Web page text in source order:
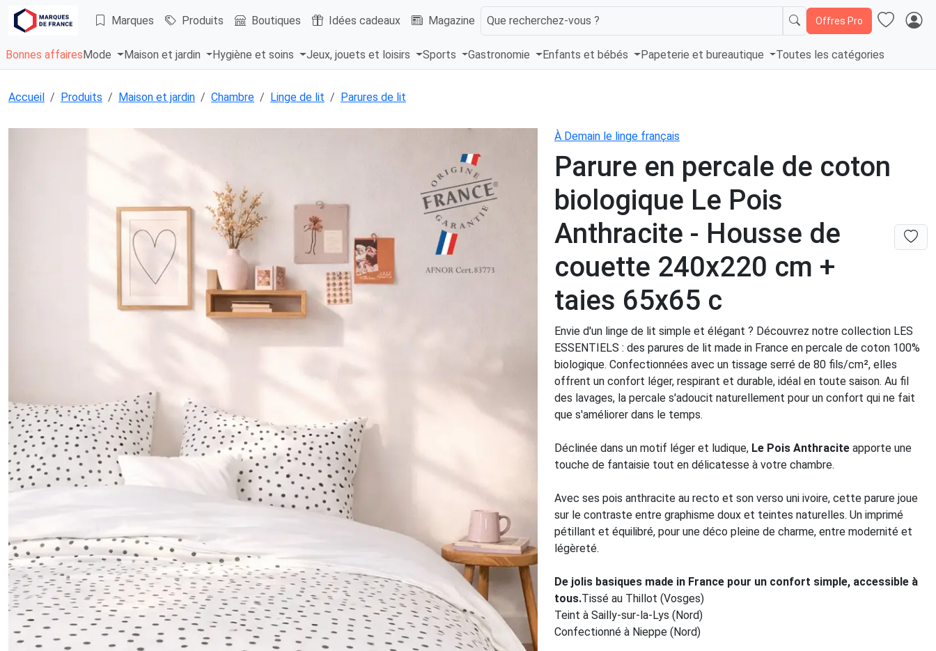
Marques Produits Boutiques Idées cadeaux Magazine Que recherchez-vous ? Offres Pro
Bonnes affaires Mode Maison et jardin Hygiène et soins Jeux, jouets et loisirs Sports Gastronomie Enfants et bébés Papeterie et bureautique Toutes les catégories
Accueil Produits Maison et jardin Chambre Linge de lit Parures de lit
À Demain le linge français
Parure en percale de coton
biologique Le Pois
Anthracite - Housse de
couette 240x220 cm +
taies 65x65 c
Envie d'un linge de lit simple et élégant ? Découvrez notre collection LES
ESSENTIELS : des parures de lit made in France en percale de coton 100%
biologique. Confectionnées avec un tissage serré de 80 fils/cm², elles
offrent un confort léger, respirant et durable, idéal en toute saison. Au fil
des lavages, la percale s'adoucit naturellement pour un confort qui ne fait
que s'améliorer dans le temps.
Déclinée dans un motif léger et ludique, Le Pois Anthracite apporte une
touche de fantaisie tout en délicatesse à votre chambre.
Avec ses pois anthracite au recto et son verso uni ivoire, cette parure joue
sur le contraste entre graphisme doux et teintes naturelles. Un imprimé
pétillant et équilibré, pour une déco pleine de charme, entre modernité et
légèreté.
De jolis basiques made in France pour un confort simple, accessible à
tous.Tissé au Thillot (Vosges)
Teint à Sailly-sur-la-Lys (Nord)
Confectionné à Nieppe (Nord)